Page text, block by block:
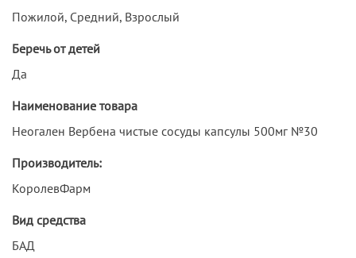
Пожилой, Средний, Взрослый
Беречь от детей
Да
Наименование товара
Неогален Вербена чистые сосуды капсулы 500мг №30
Производитель:
КоролевФарм
Вид средства
БАД